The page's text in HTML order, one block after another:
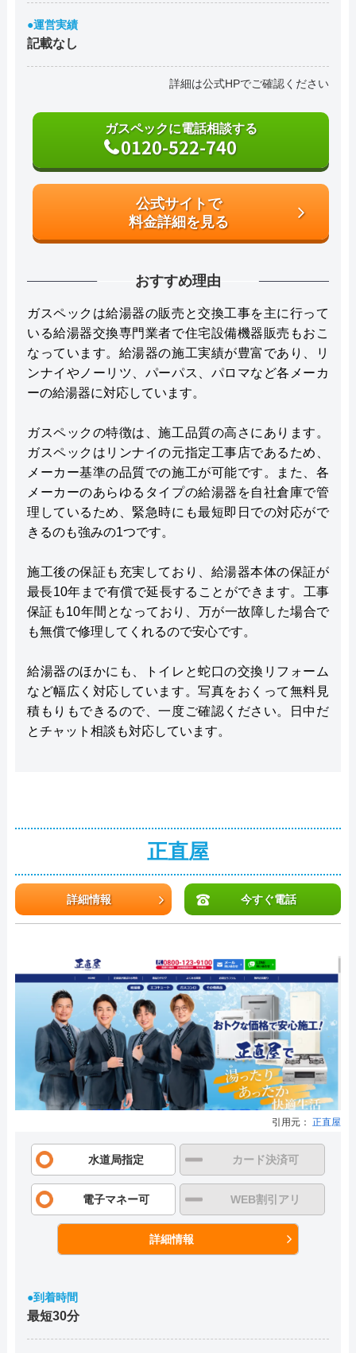
●運営実績
記載なし
詳細は公式HPでご確認ください
ガスペックに電話相談する
0120-522-740
公式サイトで
料金詳細を見る
おすすめ理由
ガスペックは給湯器の販売と交換工事を主に行って
いる給湯器交換専門業者で住宅設備機器販売もおこ
なっています。給湯器の施工実績が豊富であり、リ
ンナイやノーリツ、パーパス、パロマなど各メーカ
ーの給湯器に対応しています。
ガスペックの特徴は、施工品質の高さにあります。
ガスペックはリンナイの元指定工事店であるため、
メーカー基準の品質での施工が可能です。また、各
メーカーのあらゆるタイプの給湯器を自社倉庫で管
理しているため、緊急時にも最短即日での対応がで
きるのも強みの1つです。
施工後の保証も充実しており、給湯器本体の保証が
最長10年まで有償で延長することができます。工事
保証も10年間となっており、万が一故障した場合で
も無償で修理してくれるので安心です。
給湯器のほかにも、トイレと蛇口の交換リフォーム
など幅広く対応しています。写真をおくって無料見
積もりもできるので、一度ご確認ください。日中だ
とチャット相談も対応しています。
正直屋
詳細情報 今すぐ電話
引用元： 正直屋
水道局指定 カード決済可
電子マネー可 WEB割引アリ
詳細情報
●到着時間
最短30分